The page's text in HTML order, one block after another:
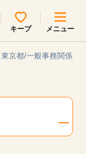
キープ メニュー
東京都/一般事務関係